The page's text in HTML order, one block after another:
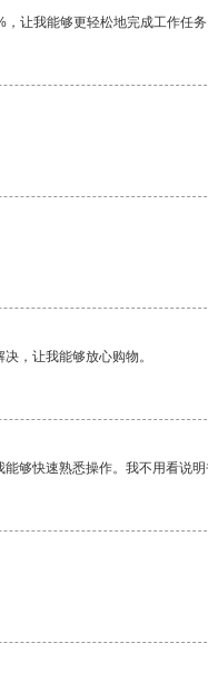
让我能够更轻松地完成工作任务
，让我能够放心购物。
够快速熟悉操作。我不用看说明